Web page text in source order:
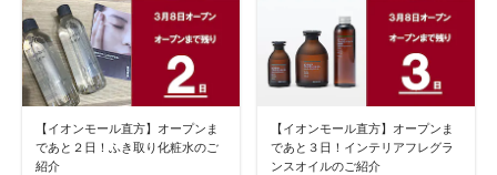
【イオンモール直方】オープンま
であと２日！ふき取り化粧水のご
紹介
【イオンモール直方】オープンま
であと３日！インテリアフレグラ
ンスオイルのご紹介